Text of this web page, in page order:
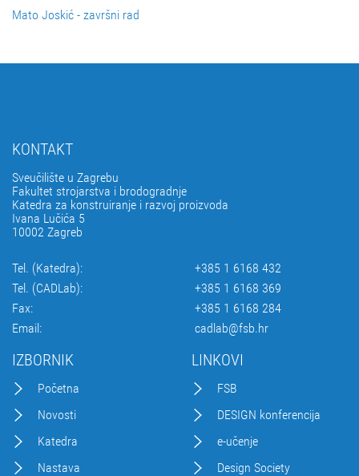
Mato Joskić - završni rad
KONTAKT
Sveučilište u Zagrebu
Fakultet strojarstva i brodogradnje
Katedra za konstruiranje i razvoj proizvoda
Ivana Lučića 5
10002 Zagreb
Tel. (Katedra):
+385 1 6168 432
Tel. (CADLab):
+385 1 6168 369
Fax:
+385 1 6168 284
Email:
cadlab@fsb.hr
IZBORNIK
Početna
Novosti
Katedra
Nastava
LINKOVI
FSB
DESIGN konferencija
e-učenje
Design Society